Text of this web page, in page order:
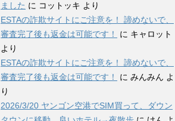
ました に コットッキ より
ESTAの詐欺サイトにご注意を！ 諦めないで、
審査完了後も返金は可能です！
に キャロット
より
ESTAの詐欺サイトにご注意を！ 諦めないで、
審査完了後も返金は可能です！
に みんみん よ
り
2026/3/20 ヤンゴン空港でSIM買って、ダウン